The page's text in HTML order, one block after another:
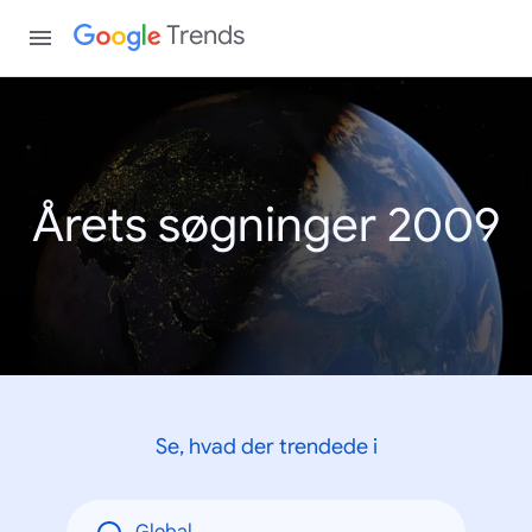
Trends
Årets søgninger 2009
Se, hvad der trendede i